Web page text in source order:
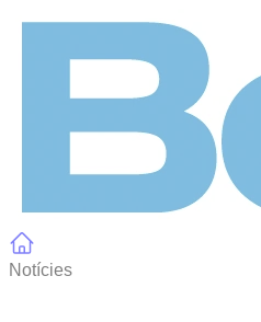
Notícies